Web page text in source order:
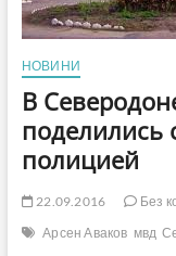
на
А
УБД
НОВИНИ
В
поделились
полицией
22.09.2016
Без
Арсен Аваков мвд